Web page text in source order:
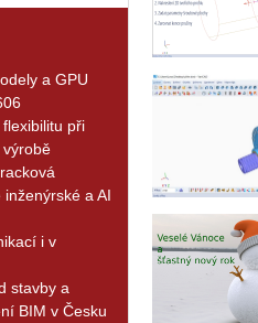
a GPU
při
a AI
i v
stavby a
BIM v Česku